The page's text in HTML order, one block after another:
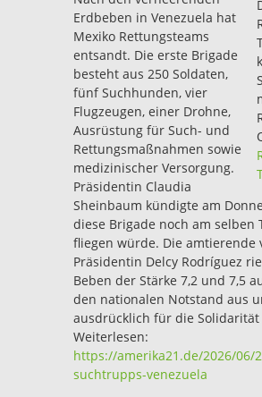
Erdbeben in Venezuela hat
Mexiko Rettungsteams
entsandt. Die erste Brigade
besteht aus 250 Soldaten,
fünf Suchhunden, vier
Flugzeugen, einer Drohne,
Ausrüstung für Such- und
Rettungsmaßnahmen sowie
medizinischer Versorgung.
Präsidentin Claudia
Sheinbaum kündigte am
diese Brigade noch am selben
fliegen würde. Die amtierende
Präsidentin Delcy Rodríguez
Beben der Stärke 7,2 und 7,5
den nationalen Notstand aus
ausdrücklich für die Solidarität
Weiterlesen:
https://amerika21.de/2026/06/
suchtrupps-venezuela